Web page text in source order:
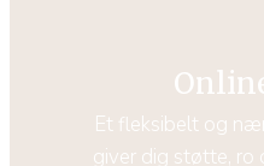
Et fleksibelt og
giver dig støtte, ro